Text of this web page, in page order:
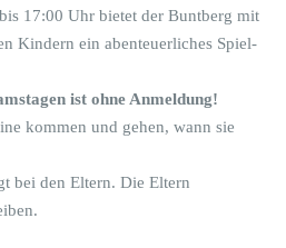
a
n
u
n
17:00 Uhr bietet der Buntberg mit
Kindern ein abenteuerliches Spiel-
ist ohne Anmeldung!
kommen und gehen, wann sie
bei den Eltern. Die Eltern